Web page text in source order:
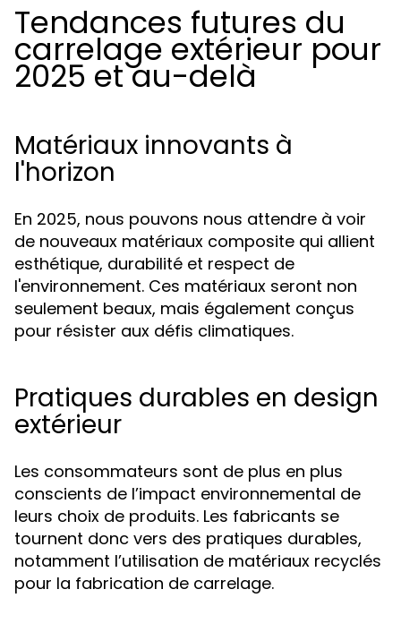
Tendances futures du
carrelage extérieur pour
2025 et au-delà
Matériaux innovants à
l'horizon
En 2025, nous pouvons nous attendre à voir
de nouveaux matériaux composite qui allient
esthétique, durabilité et respect de
l'environnement. Ces matériaux seront non
seulement beaux, mais également conçus
pour résister aux défis climatiques.
Pratiques durables en design
extérieur
Les consommateurs sont de plus en plus
conscients de l’impact environnemental de
leurs choix de produits. Les fabricants se
tournent donc vers des pratiques durables,
notamment l’utilisation de matériaux recyclés
pour la fabrication de carrelage.